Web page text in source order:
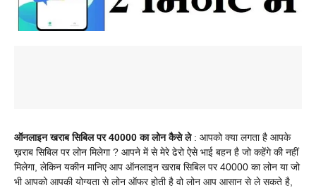
ऑनलाइन खराब सिबिल पर 40000 का लोन कैसे ले: आपको क्या लगता है आपके
ख़राब सिबिल पर लोन मिलेगा ? आपने में से मेरे ढेरो ऐसे भाई बहन है जो कहेंगे की नहीं
मिलेगा, लेकिन यकीन मानिए आप ऑनलाइन खराब सिबिल पर 40000 का लोन या जो
भी आपको आपकी योग्यता से लोन ऑफर होती है वो लोन आप आसान से ले सकते है,